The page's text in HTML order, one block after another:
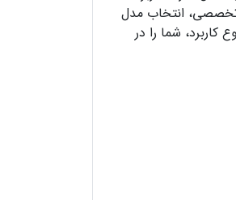
تخصصی، انتخاب مدل
کاربرد، شما را در